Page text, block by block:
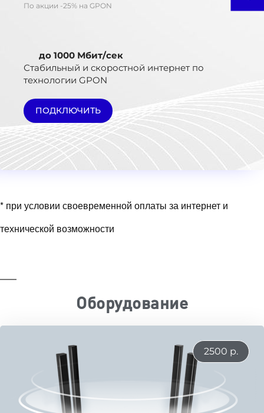
По акции -25% на GPON
до 1000 Мбит/сек
Стабильный и скоростной интернет по
технологии GPON
ПОДКЛЮЧИТЬ
* при условии своевременной оплаты за интернет и
технической возможности
Оборудование
2500 р.